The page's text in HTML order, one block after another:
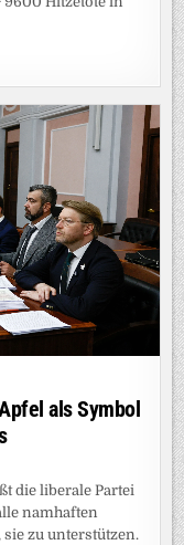
als Symbol
die liberale Partei
namhaften
sie zu unterstützen.